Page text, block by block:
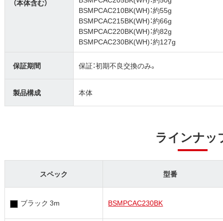
（本体含む）
BSMPCAC210BK(WH)：約55g
BSMPCAC215BK(WH)：約66g
BSMPCAC220BK(WH)：約82g
BSMPCAC230BK(WH)：約127g
保証期間 保証：初期不良交換のみ。
製品構成 本体
ラインナッ
スペック 型番
ブラック 3m BSMPCAC230BK